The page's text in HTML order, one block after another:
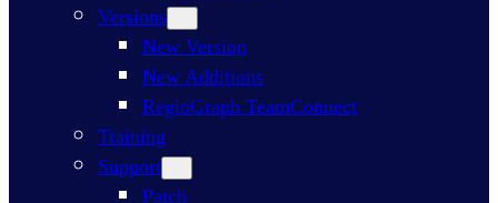
Versions
New Version
New Additions
RegioGraph TeamConnect
Training
Support
Patch